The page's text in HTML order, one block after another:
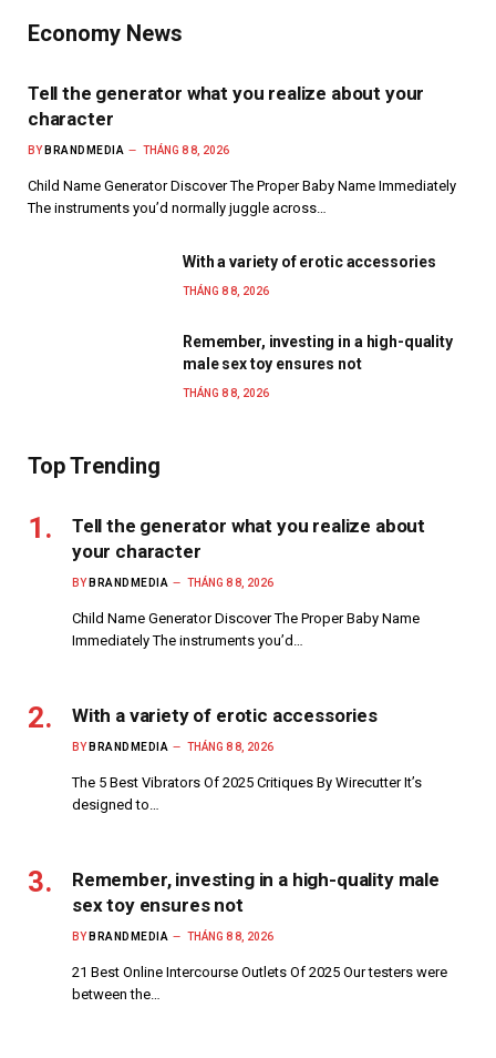
Economy News
Tell the generator what you realize about your
character
BY BRANDMEDIA THÁNG 8 8, 2026
Child Name Generator Discover The Proper Baby Name Immediately
The instruments you’d normally juggle across…
With a variety of erotic accessories
THÁNG 8 8, 2026
Remember, investing in a high-quality
male sex toy ensures not
THÁNG 8 8, 2026
Top Trending
Tell the generator what you realize about
your character
BY BRANDMEDIA THÁNG 8 8, 2026
Child Name Generator Discover The Proper Baby Name
Immediately The instruments you’d…
With a variety of erotic accessories
BY BRANDMEDIA THÁNG 8 8, 2026
The 5 Best Vibrators Of 2025 Critiques By Wirecutter It’s
designed to…
Remember, investing in a high-quality male
sex toy ensures not
BY BRANDMEDIA THÁNG 8 8, 2026
21 Best Online Intercourse Outlets Of 2025 Our testers were
between the…